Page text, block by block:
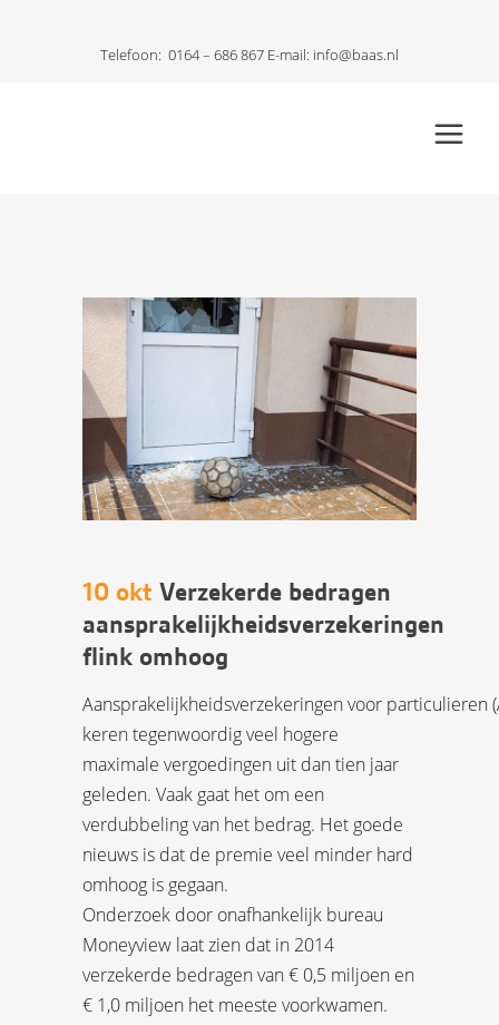
Telefoon: 0164 – 686 867 E-mail: info@baas.nl
10 okt Verzekerde bedragen
aansprakelijkheidsverzekeringen
flink omhoog
Aansprakelijkheidsverzekeringen voor particulieren
keren tegenwoordig veel hogere
maximale vergoedingen uit dan tien jaar
geleden. Vaak gaat het om een
verdubbeling van het bedrag. Het goede
nieuws is dat de premie veel minder hard
omhoog is gegaan.
Onderzoek door onafhankelijk bureau
Moneyview laat zien dat in 2014
verzekerde bedragen van € 0,5 miljoen en
€ 1,0 miljoen het meeste voorkwamen.